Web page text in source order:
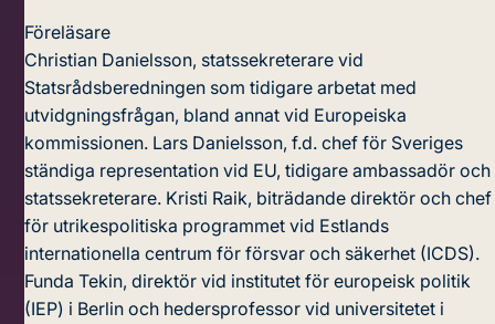
Föreläsare
Christian Danielsson, statssekreterare vid
Statsrådsberedningen som tidigare arbetat med
utvidgningsfrågan, bland annat vid Europeiska
kommissionen. Lars Danielsson, f.d. chef för Sveriges
ständiga representation vid EU, tidigare ambassadör och
statssekreterare. Kristi Raik, biträdande direktör och chef
för utrikespolitiska programmet vid Estlands
internationella centrum för försvar och säkerhet (ICDS).
Funda Tekin, direktör vid institutet för europeisk politik
(IEP) i Berlin och hedersprofessor vid universitetet i